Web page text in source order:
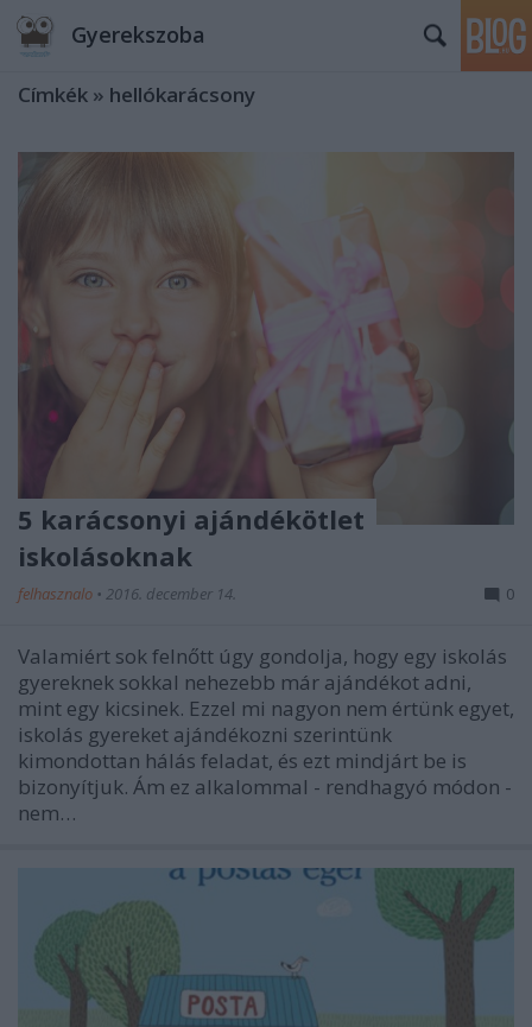
Gyerekszoba
Címkék » hellókarácsony
5 karácsonyi ajándékötlet
iskolásoknak
felhasznalo • 2016. december 14. 0
Valamiért sok felnőtt úgy gondolja, hogy egy iskolás
gyereknek sokkal nehezebb már ajándékot adni,
mint egy kicsinek. Ezzel mi nagyon nem értünk egyet,
iskolás gyereket ajándékozni szerintünk
kimondottan hálás feladat, és ezt mindjárt be is
bizonyítjuk. Ám ez alkalommal - rendhagyó módon -
nem…